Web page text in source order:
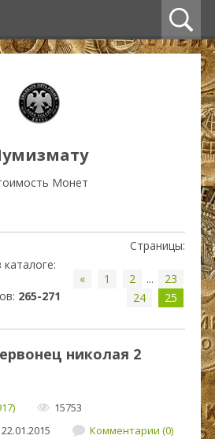
Монет
:
: 265-271
Страницы:
« 1 2 ...
23
24
25
николая 2
15753
22.01.2015 Комментарии (0)